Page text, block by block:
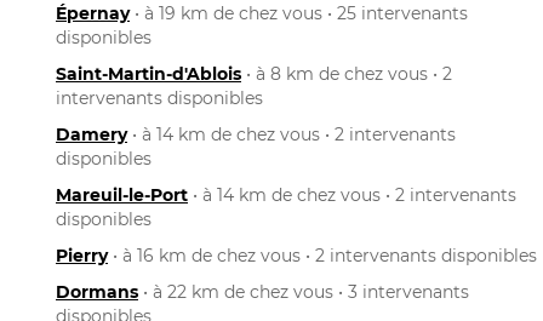
Épernay• à 19 km de chez vous • 25 intervenants
disponibles
Saint-Martin-d'Ablois • à 8 km de chez vous • 2
intervenants disponibles
Damery• à 14 km de chez vous • 2 intervenants
disponibles
Mareuil-le-Port • à 14 km de chez vous • 2 intervenants
disponibles
Pierry• à 16 km de chez vous • 2 intervenants disponibles
Dormans • à 22 km de chez vous • 3 intervenants
disponibles